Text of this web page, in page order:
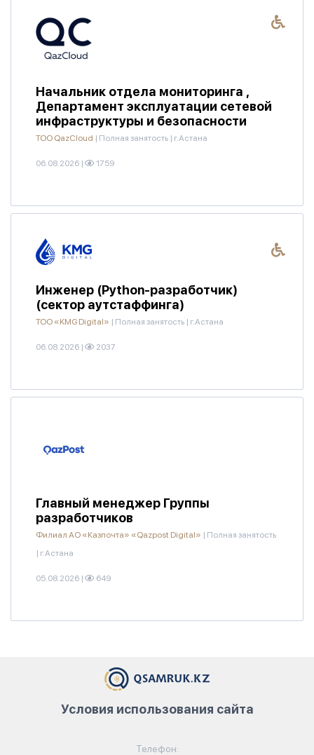
Начальник отдела мониторинга ,
Департамент эксплуатации сетевой
инфраструктуры и безопасности
ТОО QazCloud | Полная занятость | г.Астана
06.08.2026 | 1759
Инженер (Python-разработчик)
(сектор аутстаффинга)
ТОО «KMG Digital» | Полная занятость | г.Астана
06.08.2026 | 2037
Главный менеджер Группы
разработчиков
Филиал АО «Казпочта» «Qazpost Digital» | Полная занятость
| г.Астана
05.08.2026 | 649
Телефон:
Условия использования сайта